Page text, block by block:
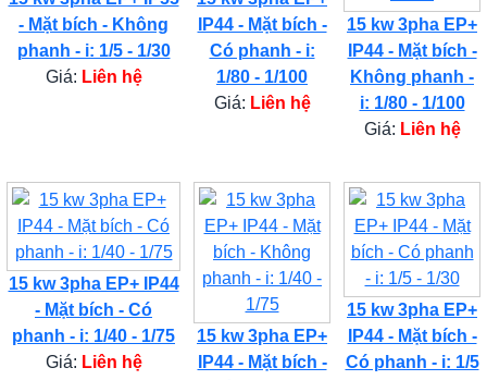
- Mặt bích - Không
phanh - i: 1/5 - 1/30
Giá: Liên hệ
IP44 - Mặt bích -
Có phanh - i:
1/80 - 1/100
Giá: Liên hệ
15 kw 3pha EP+
IP44 - Mặt bích -
Không phanh -
i: 1/80 - 1/100
Giá: Liên hệ
15 kw 3pha EP+ IP44
- Mặt bích - Có
phanh - i: 1/40 - 1/75
Giá: Liên hệ
15 kw 3pha EP+
IP44 - Mặt bích -
15 kw 3pha EP+
IP44 - Mặt bích -
Có phanh - i: 1/5